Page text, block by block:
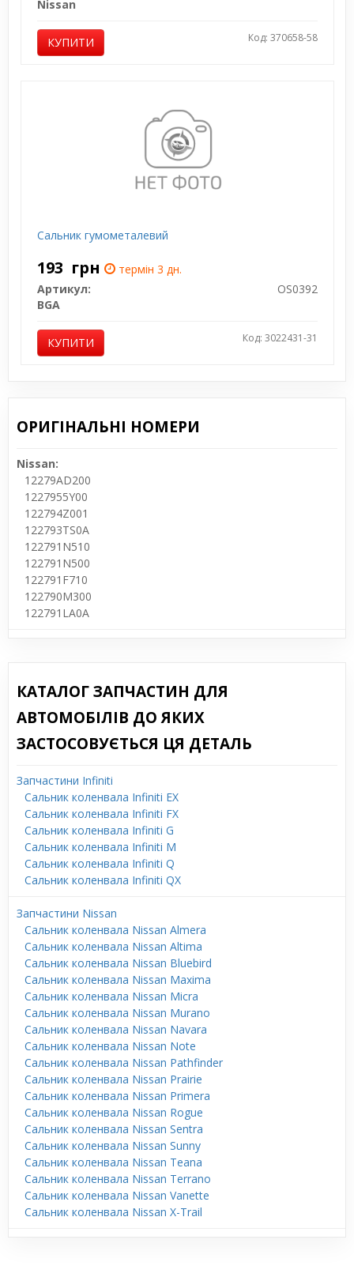
Nissan
КУПИТИ Код: 370658-58
Сальник гумометалевий
193 грн
термін 3 дн.
Артикул:
OS0392
BGA
КУПИТИ Код: 3022431-31
ОРИГІНАЛЬНІ НОМЕРИ
Nissan:
12279AD200
1227955Y00
122794Z001
122793TS0A
122791N510
122791N500
122791F710
122790M300
122791LA0A
КАТАЛОГ ЗАПЧАСТИН ДЛЯ
АВТОМОБІЛІВ ДО ЯКИХ
ЗАСТОСОВУЄТЬСЯ ЦЯ ДЕТАЛЬ
Запчастини Infiniti
Сальник коленвала Infiniti EX
Сальник коленвала Infiniti FX
Сальник коленвала Infiniti G
Сальник коленвала Infiniti M
Сальник коленвала Infiniti Q
Сальник коленвала Infiniti QX
Запчастини Nissan
Сальник коленвала Nissan Almera
Сальник коленвала Nissan Altima
Сальник коленвала Nissan Bluebird
Сальник коленвала Nissan Maxima
Сальник коленвала Nissan Micra
Сальник коленвала Nissan Murano
Сальник коленвала Nissan Navara
Сальник коленвала Nissan Note
Сальник коленвала Nissan Pathfinder
Сальник коленвала Nissan Prairie
Сальник коленвала Nissan Primera
Сальник коленвала Nissan Rogue
Сальник коленвала Nissan Sentra
Сальник коленвала Nissan Sunny
Сальник коленвала Nissan Teana
Сальник коленвала Nissan Terrano
Сальник коленвала Nissan Vanette
Сальник коленвала Nissan X-Trail